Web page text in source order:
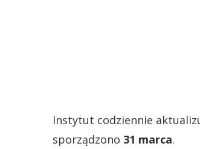
Instytut codziennie
sporządzono 31 marca.